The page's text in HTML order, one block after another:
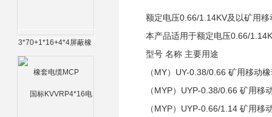
3*70+1*16+4*4屏蔽橡
额定电压0.66/1.14KV及以矿用
本产品适用于额定电压0.66/
型号 名称 主要用途
（MY）UY-0.38/0.66 矿用移动
（MYP）UYP-0.38/0.66 矿用
（MYP）UYP-0.66/1.14 矿用